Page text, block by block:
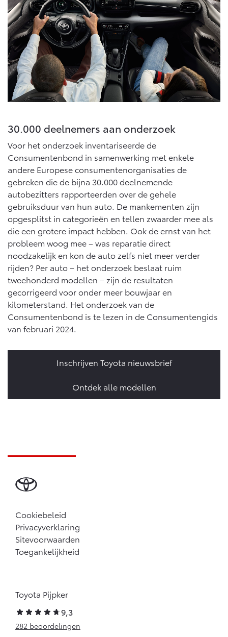
30.000 deelnemers aan onderzoek
Voor het onderzoek inventariseerde de
Consumentenbond in samenwerking met enkele
andere Europese consumentenorganisaties de
gebreken die de bijna 30.000 deelnemende
autobezitters rapporteerden over de gehele
gebruiksduur van hun auto. De mankementen zijn
opgesplitst in categorieën en tellen zwaarder mee als
die een grotere impact hebben. Ook de ernst van het
probleem woog mee – was reparatie direct
noodzakelijk en kon de auto zelfs niet meer verder
rijden? Per auto – het onderzoek beslaat ruim
tweehonderd modellen – zijn de resultaten
gecorrigeerd voor onder meer bouwjaar en
kilometerstand. Het onderzoek van de
Consumentenbond is te lezen in de Consumentengids
van februari 2024.
Inschrijven Toyota nieuwsbrief
Ontdek alle modellen
Cookiebeleid
Privacyverklaring
Sitevoorwaarden
Toegankelijkheid
Toyota Pijpker
9,3
282 beoordelingen